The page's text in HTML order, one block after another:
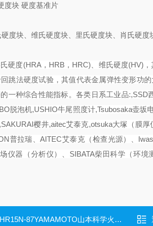
度块 硬度基准片
度块、维氏硬度块、里氏硬度块、肖氏硬度
硬度(HRA，HRB，HRC)、维氏硬度(HV)
跳法硬度试验，其值代表金属弹性变形功
一种综合性能指标。 各类日系工业品:,SSD
脱泡机,USHIO牛尾照度计,Tsubosaka壶
樱井,aitec艾泰克,otsuka大塚（膜
普拉瑞、AITEC艾泰克（检查光源）、
仪器（分析仪）、SIBATA柴田科学（环
HR15N-87YAMAMOTO山本科学火花試験標準片